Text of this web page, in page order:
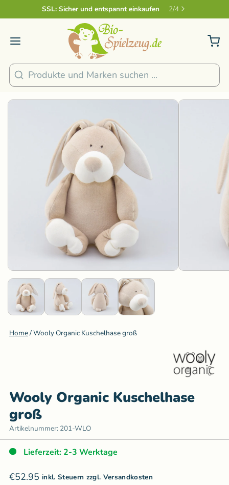
Sicher und nachhaltig Bezahlen 4
Suchen
Home/Wooly Organic Kuschelhase groß
Wooly Organic Kuschelhase
groß
Artikelnummer: 201-WLO
Lieferzeit: 2-3 Werktage
€52.95 inkl. Steuern zzgl. Versandkosten
1/4